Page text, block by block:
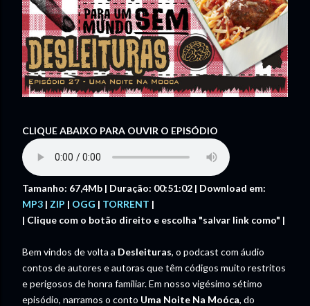
CLIQUE ABAIXO PARA OUVIR O EPISÓDIO
Tamanho: 67,4Mb | Duração: 00:51:02 | Download em:
MP3 | ZIP | OGG | TORRENT |
| Clique com o botão direito e escolha "salvar link como" |
Bem vindos de volta a Desleituras, o podcast com áudio
contos de autores e autoras que têm códigos muito restritos
e perigosos de honra familiar. Em nosso vigésimo sétimo
episódio, narramos o conto Uma Noite Na Moóca, do